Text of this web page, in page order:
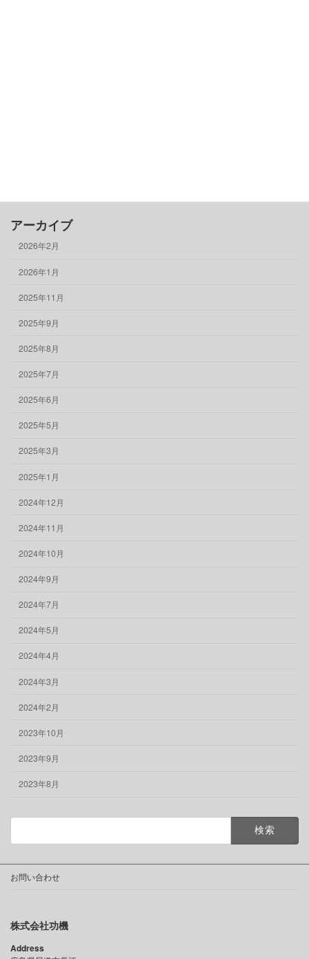
アーカイブ
2026年2月
2026年1月
2025年11月
2025年9月
2025年8月
2025年7月
2025年6月
2025年5月
2025年3月
2025年1月
2024年12月
2024年11月
2024年10月
2024年9月
2024年7月
2024年5月
2024年4月
2024年3月
2024年2月
2023年10月
2023年9月
2023年8月
検
お問い合わせ
株式会社功機
Address